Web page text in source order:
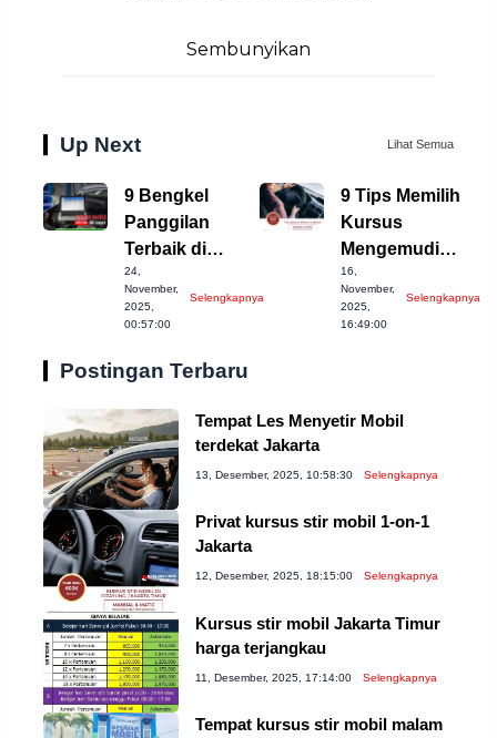
Sembunyikan
Up Next Lihat Semua
9 Bengkel
Panggilan
Terbaik di
Temanggung
untuk Anda
Coba!
24,
November,
2025,
00:57:00
Selengkapnya
9 Tips Memilih
Kursus
Mengemudi
Mobil Bekasi
Terbaik!
16,
November,
2025,
16:49:00
Selengkapnya
Postingan Terbaru
Tempat Les Menyetir Mobil
terdekat Jakarta
13, Desember, 2025, 10:58:30 Selengkapnya
Privat kursus stir mobil 1-on-1
Jakarta
12, Desember, 2025, 18:15:00 Selengkapnya
Kursus stir mobil Jakarta Timur
harga terjangkau
11, Desember, 2025, 17:14:00 Selengkapnya
Tempat kursus stir mobil malam